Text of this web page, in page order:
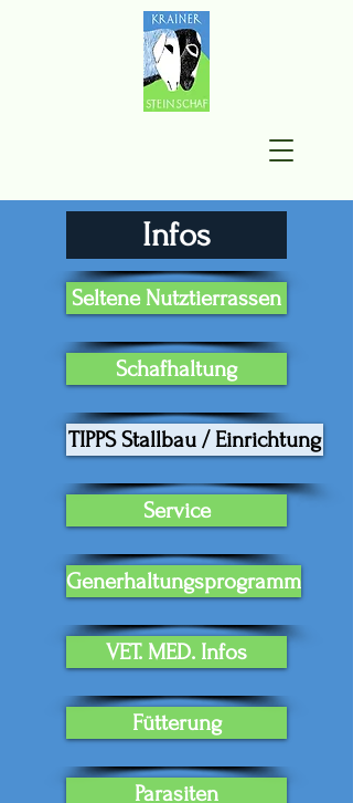
Infos
Seltene Nutztierrassen
Schafhaltung
TIPPS Stallbau / Einrichtung
Service
Generhaltungsprogramm
VET. MED. Infos
Fütterung
Parasiten